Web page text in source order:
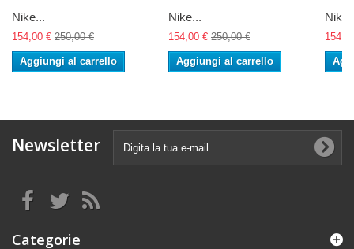
Nike...
154,00 € 250,00 €
Aggiungi al carrello
Nike...
154,00 € 250,00 €
Aggiungi al carrello
Newsletter
Categorie